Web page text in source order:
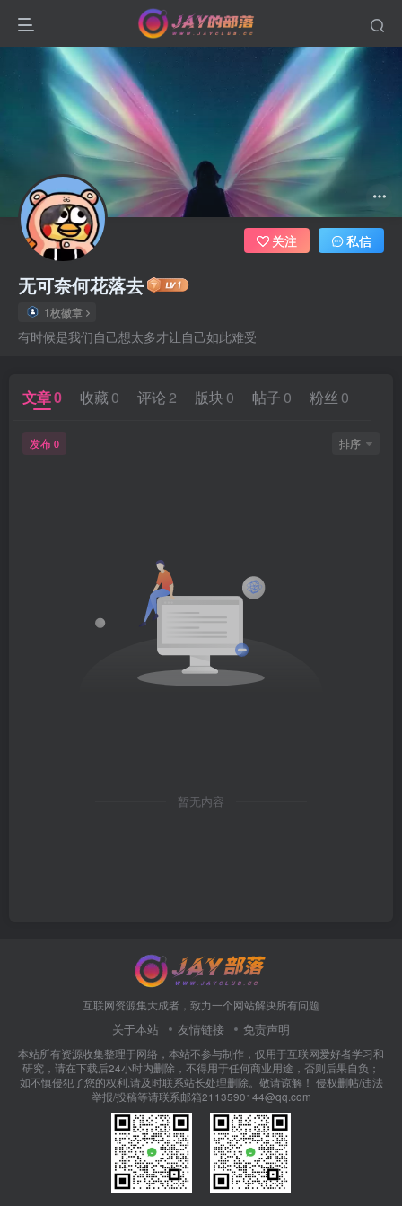
无可奈何花落去
1枚徽章
有时候是我们自己想太多才让自己如此难受
关注 私信
文章0 收藏 0 评论 2 版块 0 帖子 0 粉丝 0
发布 0 排序
暂无内容
互联网资源集大成者，致力一个网站解决所有问题
关于本站 友情链接 免责声明
本站所有资源收集整理于网络，本站不参与制作，仅用于互联网爱好者学习和
研究，请在下载后24小时内删除，不得用于任何商业用途，否则后果自负；
如不慎侵犯了您的权利,请及时联系站长处理删除。敬请谅解！ 侵权删帖/违法
举报/投稿等请联系邮箱2113590144@qq.com